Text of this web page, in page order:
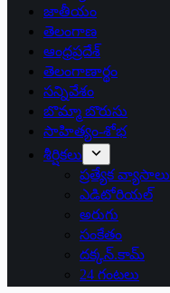
జాతీయం
తెలంగాణ
ఆంధ్రప్రదేశ్
తెలంగాణార్థం
సన్నివేశం
బొమ్మా బొరుసు
సాహిత్యం-శోభ
శీర్షికలు
ప్రత్యేక వ్యాసాలు
ఎడిటోరియల్
అరుగు
సంకేతం
దక్కన్.కామ్
24 గంటలు